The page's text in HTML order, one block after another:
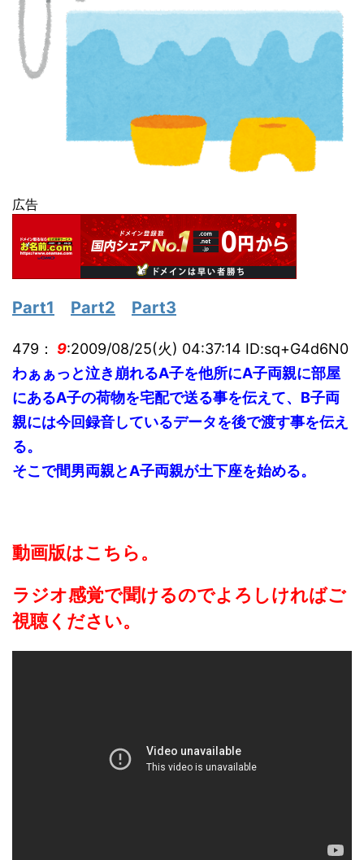
広告
Part1 Part2 Part3
479： 9:2009/08/25(火) 04:37:14 ID:sq+G4d6N0
わぁぁっと泣き崩れるA子を他所にA子両親に部屋
にあるA子の荷物を宅配で送る事を伝えて、B子両
親には今回録音しているデータを後で渡す事を伝え
る。
そこで間男両親とA子両親が土下座を始める。
動画版はこちら。
ラジオ感覚で聞けるのでよろしければご
視聴ください。